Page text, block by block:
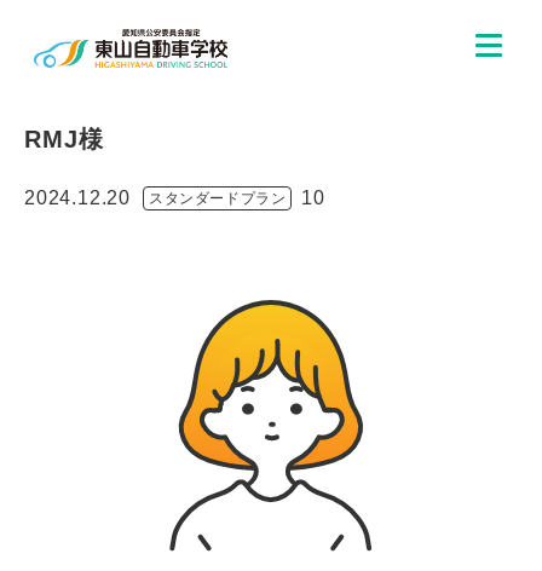
RMJ様
2024.12.20 スタンダードプラン 10